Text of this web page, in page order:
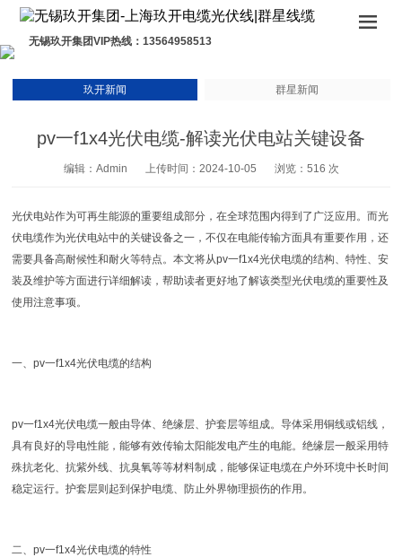
无锡玖开集团VIP热线：13564958513
玖开新闻 群星新闻
pv一f1x4光伏电缆-解读光伏电站关键设备
编辑：Admin 上传时间：2024-10-05 浏览：516 次
光伏电站作为可再生能源的重要组成部分，在全球范围内得到了广泛应用。而光
伏电缆作为光伏电站中的关键设备之一，不仅在电能传输方面具有重要作用，还
需要具备高耐候性和耐火等特点。本文将从pv一f1x4光伏电缆的结构、特性、安
装及维护等方面进行详细解读，帮助读者更好地了解该类型光伏电缆的重要性及
使用注意事项。
一、pv一f1x4光伏电缆的结构
pv一f1x4光伏电缆一般由导体、绝缘层、护套层等组成。导体采用铜线或铝线，
具有良好的导电性能，能够有效传输太阳能发电产生的电能。绝缘层一般采用特
殊抗老化、抗紫外线、抗臭氧等等材料制成，能够保证电缆在户外环境中长时间
稳定运行。护套层则起到保护电缆、防止外界物理损伤的作用。
二、pv一f1x4光伏电缆的特性